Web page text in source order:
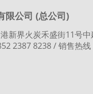
限公司 (总公司)
新界火炭禾盛街11号
2387 8238 / 销售热